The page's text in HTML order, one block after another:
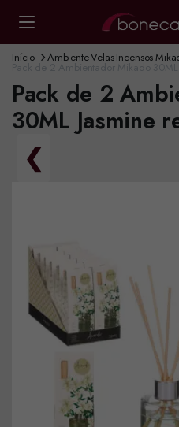
Início Ambiente-Velas-Incensos-
Pack de 2
30ML Jasmine
❮